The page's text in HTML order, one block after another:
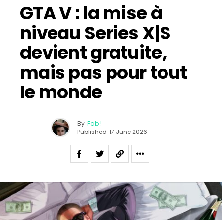
GTA V : la mise à
niveau Series X|S
devient gratuite,
mais pas pour tout
le monde
By Fab !
Published 17 June 2026